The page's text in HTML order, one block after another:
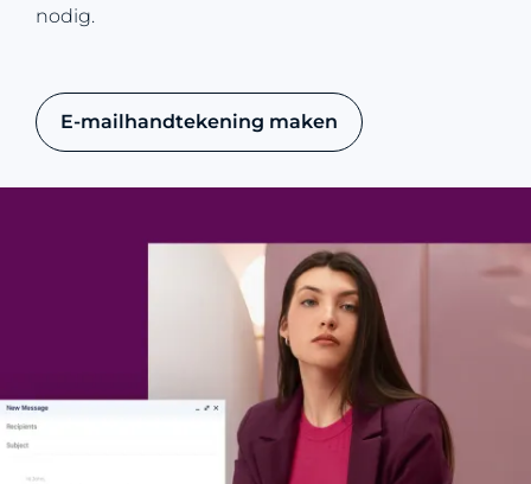
nodig.
E-mailhandtekening maken